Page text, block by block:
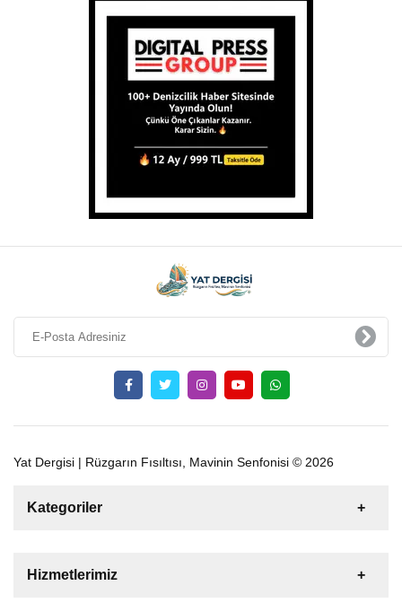
Yat Dergisi | Rüzgarın Fısıltısı, Mavinin Senfonisi © 2026
Kategoriler
Tekne
Hizmetlerimiz